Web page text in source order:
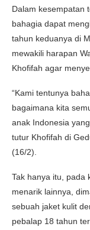
Dalam kesempatan
bahagia dapat
tahun keduanya di
mewakili harapan
Khofifah agar
“Kami tentunya
bagaimana kita
anak Indonesia
tutur Khofifah di
(16/2).
Tak hanya itu, pada
menarik lainnya,
sebuah jaket kulit
pebalap 18 tahun